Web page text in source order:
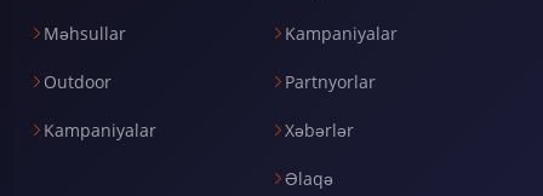
Məhsullar
Outdoor
Kampaniyalar
Kampaniyalar
Partnyorlar
Xəbərlər
Əlaqə